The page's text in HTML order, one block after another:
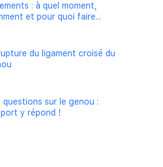
: à quel moment,
et pour quoi faire...
du ligament croisé du
questions sur le genou :
y répond !